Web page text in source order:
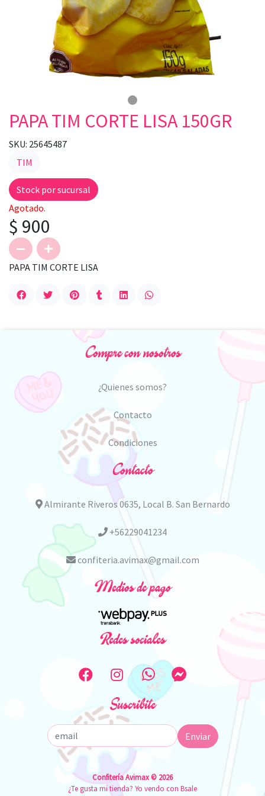
PAPA TIM CORTE LISA 150GR
SKU: 25645487
TIM
Stock por sucursal
Agotado.
$ 900
PAPA TIM CORTE LISA
Compre con nosotros
¿Quienes somos?
Contacto
Condiciones
Contacto
Almirante Riveros 0635, Local B. San Bernardo
+56229041234
confiteria.avimax@gmail.com
Medios de pago
Redes sociales
Suscribite
Enviar
Confitería Avimax © 2026
¿Te gusta mi tienda? Yo vendo con Bsale